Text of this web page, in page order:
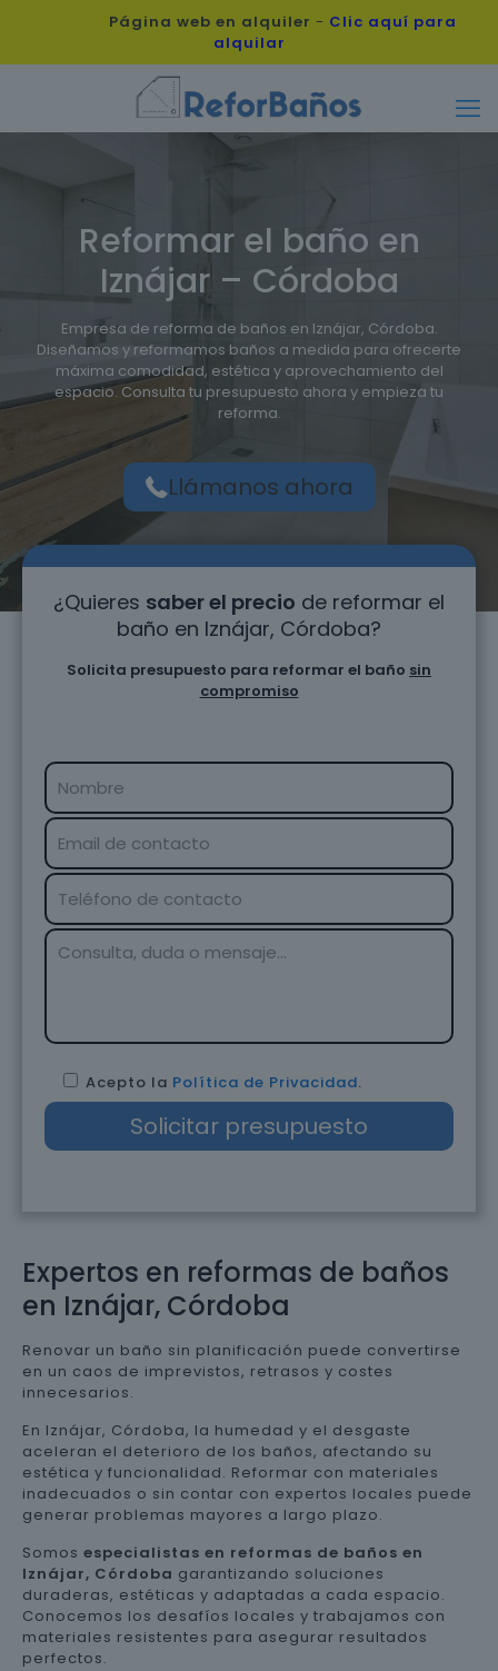
Página web en alquiler - Clic aquí para
alquilar
Reformar el baño en
Iznájar – Córdoba
Empresa de reforma de baños en Iznájar, Córdoba.
Diseñamos y reformamos baños a medida para ofrecerte
máxima comodidad, estética y aprovechamiento del
espacio. Consulta tu presupuesto ahora y empieza tu
reforma.
Llámanos ahora
Expertos en reformas de baños
en Iznájar, Córdoba
Renovar un baño sin planificación puede convertirse
en un caos de imprevistos, retrasos y costes
innecesarios.
En Iznájar, Córdoba, la humedad y el desgaste
aceleran el deterioro de los baños, afectando su
estética y funcionalidad. Reformar con materiales
inadecuados o sin contar con expertos locales puede
generar problemas mayores a largo plazo.
Somos especialistas en reformas de baños en
Iznájar, Córdoba garantizando soluciones
duraderas, estéticas y adaptadas a cada espacio.
Conocemos los desafíos locales y trabajamos con
materiales resistentes para asegurar resultados
perfectos.
¿Quieres saber el precio de reformar el
baño en Iznájar, Córdoba?
Solicita presupuesto para reformar el baño sin
compromiso
Acepto la Política de Privacidad.